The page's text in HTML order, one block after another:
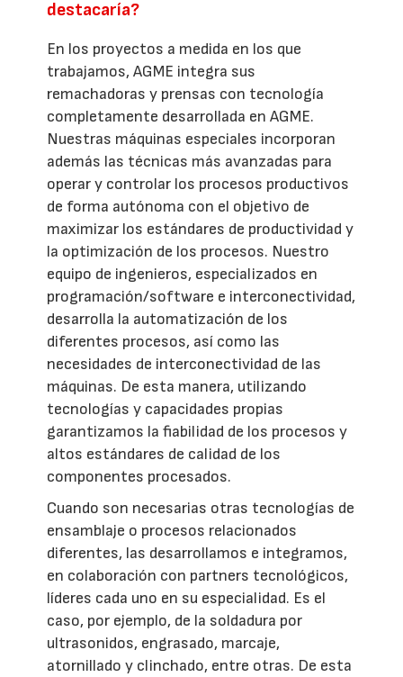
destacaría?
En los proyectos a medida en los que
trabajamos, AGME integra sus
remachadoras y prensas con tecnología
completamente desarrollada en AGME.
Nuestras máquinas especiales incorporan
además las técnicas más avanzadas para
operar y controlar los procesos productivos
de forma autónoma con el objetivo de
maximizar los estándares de productividad y
la optimización de los procesos. Nuestro
equipo de ingenieros, especializados en
programación/software e interconectividad,
desarrolla la automatización de los
diferentes procesos, así como las
necesidades de interconectividad de las
máquinas. De esta manera, utilizando
tecnologías y capacidades propias
garantizamos la fiabilidad de los procesos y
altos estándares de calidad de los
componentes procesados.
Cuando son necesarias otras tecnologías de
ensamblaje o procesos relacionados
diferentes, las desarrollamos e integramos,
en colaboración con partners tecnológicos,
líderes cada uno en su especialidad. Es el
caso, por ejemplo, de la soldadura por
ultrasonidos, engrasado, marcaje,
atornillado y clinchado, entre otras. De esta